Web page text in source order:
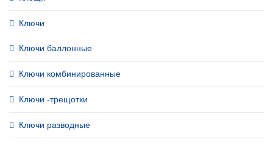
Ключи
Ключи баллонные
Ключи комбинированные
Ключи -трещотки
Ключи разводные